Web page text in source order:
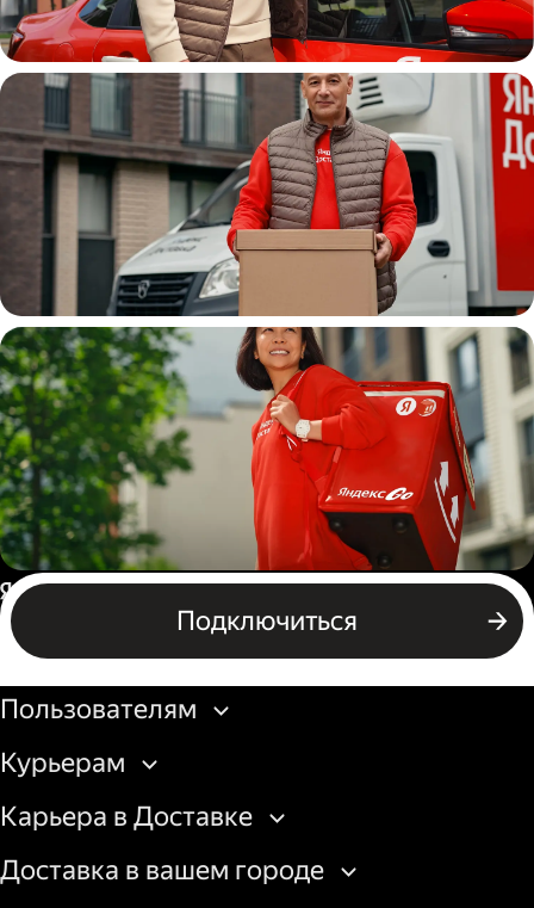
Автокурьер
Водитель
грузовой машины
Пеший курьер
Подключиться
Россия
Бизнесу
Пользователям
Курьерам
Карьера в Доставке
Доставка в вашем городе